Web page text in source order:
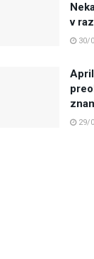
v
30/
29/